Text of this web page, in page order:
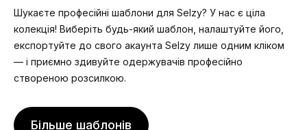
Шукаєте професійні шаблони для Selzy? У нас є ціла
колекція! Виберіть будь-який шаблон, налаштуйте його,
експортуйте до свого акаунта Selzy лише одним кліком
— і приємно здивуйте одержувачів професійно
створеною розсилкою.
Більше шаблонів